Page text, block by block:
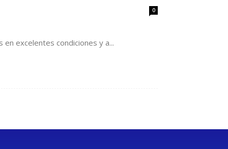
0
excelentes condiciones y a...